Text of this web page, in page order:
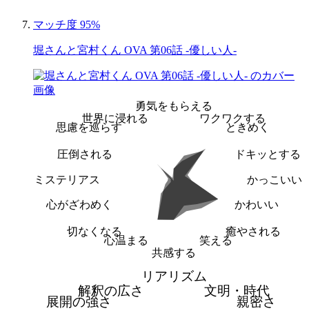
マッチ度 95%
堀さんと宮村くん OVA 第06話 -優しい人-
勇気をもらえる
ワクワクする
ときめく
ドキッとする
かっこいい
かわいい
癒やされる
笑える
共感する
心温まる
切なくなる
心がざわめく
ミステリアス
圧倒される
思慮を巡らす
世界に浸れる
リアリズム
文明・時代
親密さ
展開の強さ
解釈の広さ